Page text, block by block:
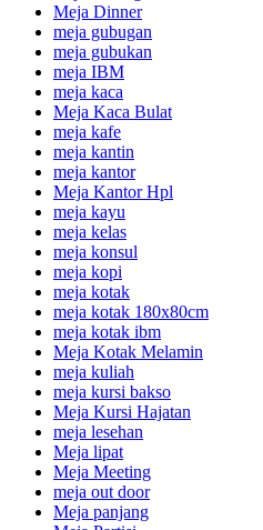
Meja Dinner
meja gubugan
meja gubukan
meja IBM
meja kaca
Meja Kaca Bulat
meja kafe
meja kantin
meja kantor
Meja Kantor Hpl
meja kayu
meja kelas
meja konsul
meja kopi
meja kotak
meja kotak 180x80cm
meja kotak ibm
Meja Kotak Melamin
meja kuliah
meja kursi bakso
Meja Kursi Hajatan
meja lesehan
Meja lipat
Meja Meeting
meja out door
Meja panjang